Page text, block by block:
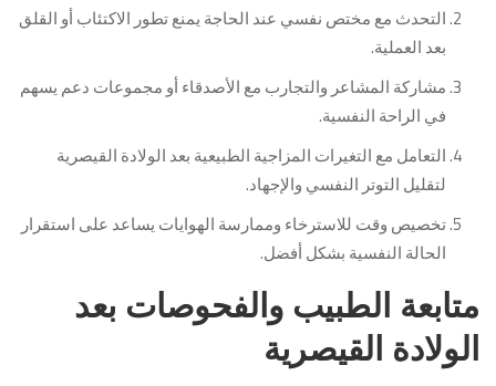
التحدث مع مختص نفسي عند الحاجة يمنع تطور الاكتئاب أو القلق
بعد العملية.
مشاركة المشاعر والتجارب مع الأصدقاء أو مجموعات دعم يسهم
في الراحة النفسية.
التعامل مع التغيرات المزاجية الطبيعية بعد الولادة القيصرية
لتقليل التوتر النفسي والإجهاد.
تخصيص وقت للاسترخاء وممارسة الهوايات يساعد على استقرار
الحالة النفسية بشكل أفضل.
متابعة الطبيب والفحوصات بعد
الولادة القيصرية